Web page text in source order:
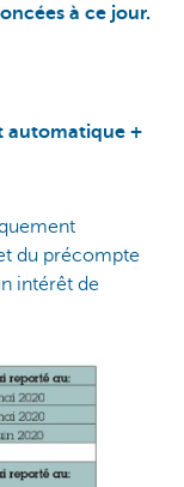
à ce jour.
automatique +
du précompte
intérêt de